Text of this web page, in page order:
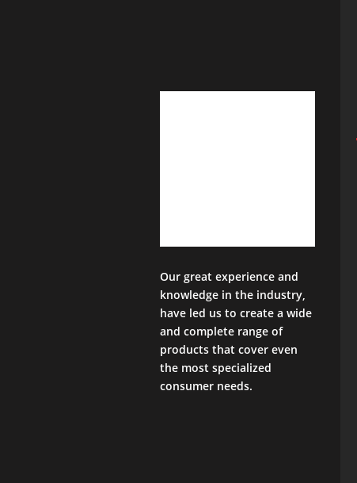
Our great experience and
knowledge in the industry,
have led us to create a wide
and complete range of
products that cover even
the most specialized
consumer needs.